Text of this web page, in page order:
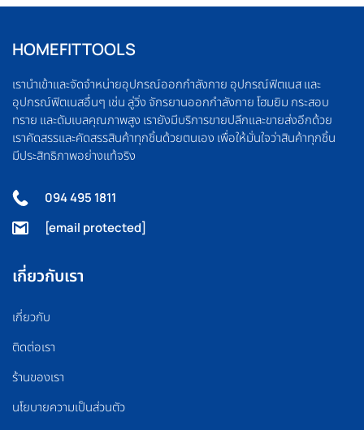
HOMEFITTOOLS
เรานำเข้าและจัดจำหน่ายอุปกรณ์ออกกำลังกาย อุปกรณ์ฟิตเนส และ
อุปกรณ์ฟิตเนสอื่นๆ เช่น ลู่วิ่ง จักรยานออกกำลังกาย โฮมยิม กระสอบ
ทราย และดัมเบลคุณภาพสูง เรายังมีบริการขายปลีกและขายส่งอีกด้วย
เราคัดสรรและคัดสรรสินค้าทุกชิ้นด้วยตนเอง เพื่อให้มั่นใจว่าสินค้าทุกชิ้น
มีประสิทธิภาพอย่างแท้จริง
094 495 1811
[email protected]
เกี่ยวกับเรา
เกี่ยวกับ
ติดต่อเรา
ร้านของเรา
นโยบายความเป็นส่วนตัว